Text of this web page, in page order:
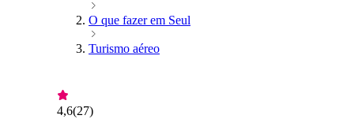
O que fazer em Seul
Turismo aéreo
4,6(27)